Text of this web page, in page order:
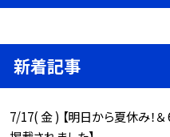
新着記事
7/17( 金 ) 【明日から夏休み！